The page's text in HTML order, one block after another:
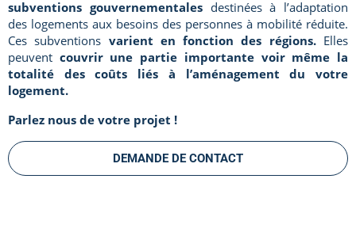
subventions gouvernementalesdestinées à l’adaptation
des logements aux besoins des personnes à mobilité réduite.
Ces subventions varient en fonction des régions. Elles
peuvent couvrir une partie importante voir même la
totalité des coûts liés à l’aménagement du votre
logement.
Parlez nous de votre projet !
DEMANDE DE CONTACT